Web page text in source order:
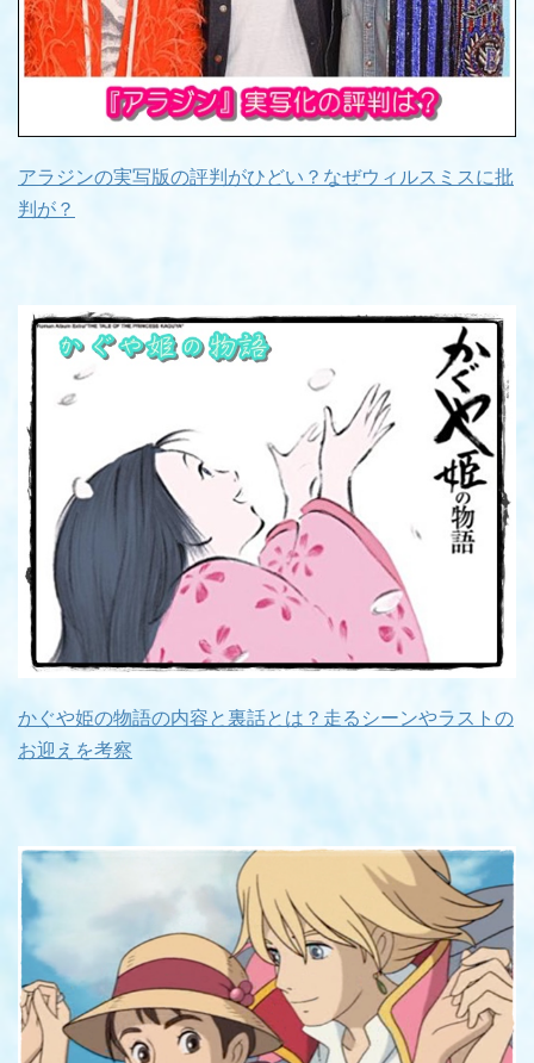
アラジンの実写版の評判がひどい？なぜウィルスミスに批
判が？
かぐや姫の物語の内容と裏話とは？走るシーンやラストの
お迎えを考察